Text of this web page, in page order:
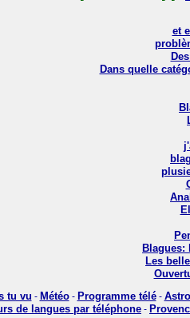
et
Dans quelle
Blagues:
Les
tu vu - Météo- Programme télé-
de langues par téléphone -